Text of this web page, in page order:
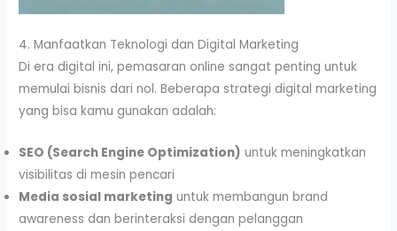
4. Manfaatkan Teknologi dan Digital Marketing
Di era digital ini, pemasaran online sangat penting untuk
memulai bisnis dari nol. Beberapa strategi digital marketing
yang bisa kamu gunakan adalah:
SEO (Search Engine Optimization) untuk meningkatkan
visibilitas di mesin pencari
Media sosial marketing untuk membangun brand
awareness dan berinteraksi dengan pelanggan